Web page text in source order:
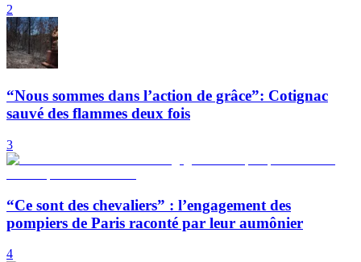
2
“Nous sommes dans l’action de grâce”: Cotignac
sauvé des flammes deux fois
3
“Ce sont des chevaliers” : l’engagement des
pompiers de Paris raconté par leur aumônier
4